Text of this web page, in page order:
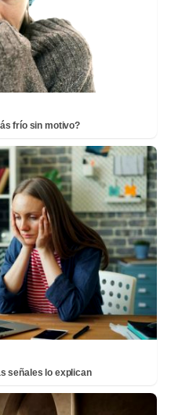
frío sin motivo?
señales lo explican